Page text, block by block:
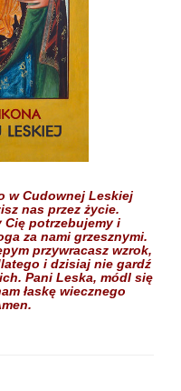
w Cudownej Leskiej
nas przez życie.
Cię potrzebujemyi
za nami grzesznymi.
przywracasz wzrok,
i dzisiaj nie gardź
Pani Leska, módl się
łaskę wiecznego